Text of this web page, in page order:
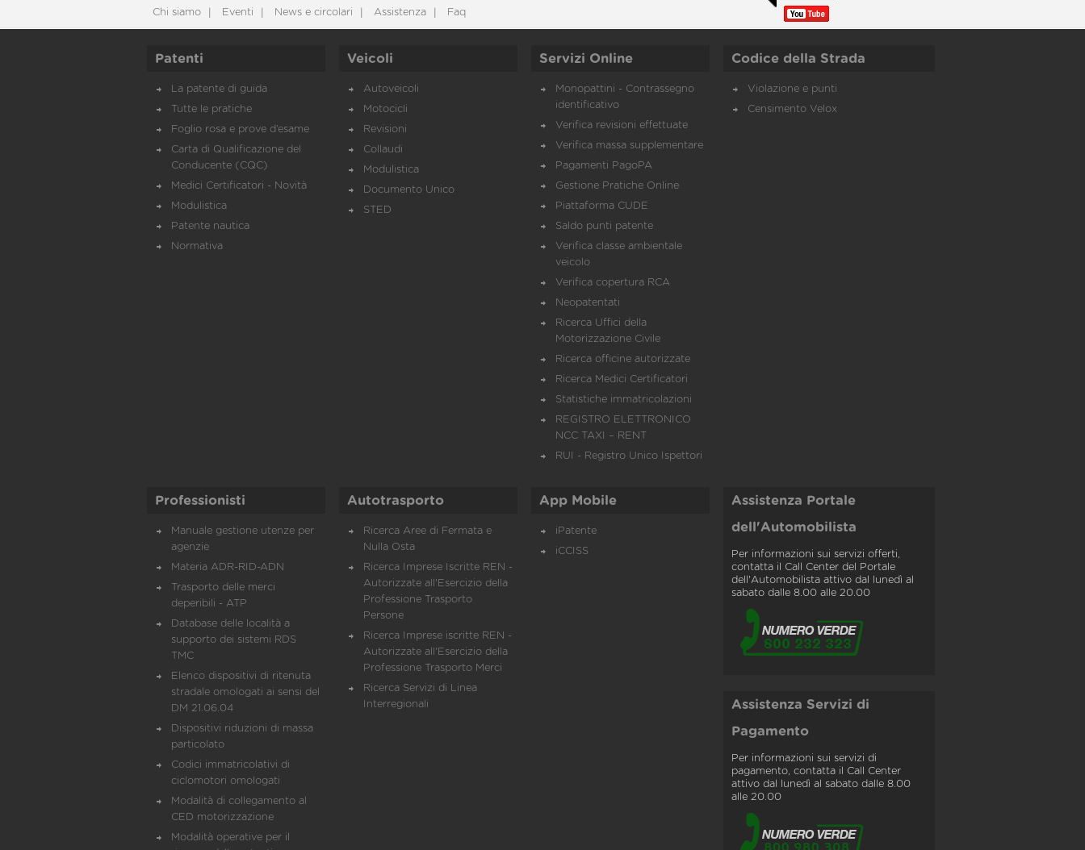
Chi siamo Eventi News e circolari Assistenza Faq
Patenti
La patente di guida
Tutte le pratiche
Foglio rosa e prove d’esame
Carta di Qualificazione del
Conducente (CQC)
Medici Certificatori - Novità
Modulistica
Patente nautica
Normativa
Veicoli
Autoveicoli
Motocicli
Revisioni
Collaudi
Modulistica
Documento Unico
STED
Servizi Online
Monopattini - Contrassegno
identificativo
Verifica revisioni effettuate
Verifica massa supplementare
Pagamenti PagoPA
Gestione Pratiche Online
Piattaforma CUDE
Saldo punti patente
Verifica classe ambientale
veicolo
Verifica copertura RCA
Neopatentati
Ricerca Uffici della
Motorizzazione Civile
Ricerca officine autorizzate
Ricerca Medici Certificatori
Statistiche immatricolazioni
REGISTRO ELETTRONICO
NCC TAXI – RENT
RUI - Registro Unico Ispettori
Codice della Strada
Violazione e punti
Censimento Velox
Professionisti
Manuale gestione utenze per
agenzie
Materia ADR-RID-ADN
Trasporto delle merci
deperibili - ATP
Database delle località a
supporto dei sistemi RDS
TMC
Elenco dispositivi di ritenuta
stradale omologati ai sensi del
DM 21.06.04
Dispositivi riduzioni di massa
particolato
Codici immatricolativi di
ciclomotori omologati
Modalità di collegamento al
CED motorizzazione
Modalità operative per il
Autotrasporto
Ricerca Aree di Fermata e
Nulla Osta
Ricerca Imprese Iscritte REN -
Autorizzate all'Esercizio della
Professione Trasporto
Persone
Ricerca Imprese iscritte REN -
Autorizzate all'Esercizio della
Professione Trasporto Merci
Ricerca Servizi di Linea
Interregionali
App Mobile
iPatente
iCCISS
Assistenza Portale
dell'Automobilista
Per informazioni sui servizi offerti,
contatta il Call Center del Portale
dell'Automobilista attivo dal lunedì al
sabato dalle 8.00 alle 20.00
Assistenza Servizi di
Pagamento
Per informazioni sui servizi di
pagamento, contatta il Call Center
attivo dal lunedì al sabato dalle 8.00
alle 20.00